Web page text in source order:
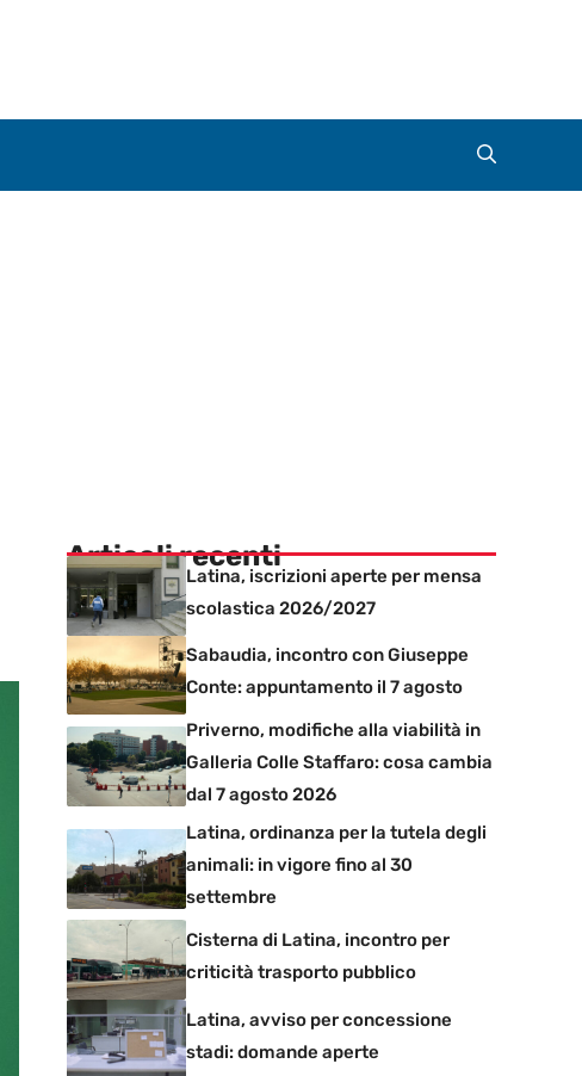
Articoli recenti
Latina, iscrizioni aperte per mensa
scolastica 2026/2027
Sabaudia, incontro con Giuseppe
Conte: appuntamento il 7 agosto
Priverno, modifiche alla viabilità in
Galleria Colle Staffaro: cosa cambia
dal 7 agosto 2026
Latina, ordinanza per la tutela degli
animali: in vigore fino al 30
settembre
Cisterna di Latina, incontro per
criticità trasporto pubblico
Latina, avviso per concessione
stadi: domande aperte